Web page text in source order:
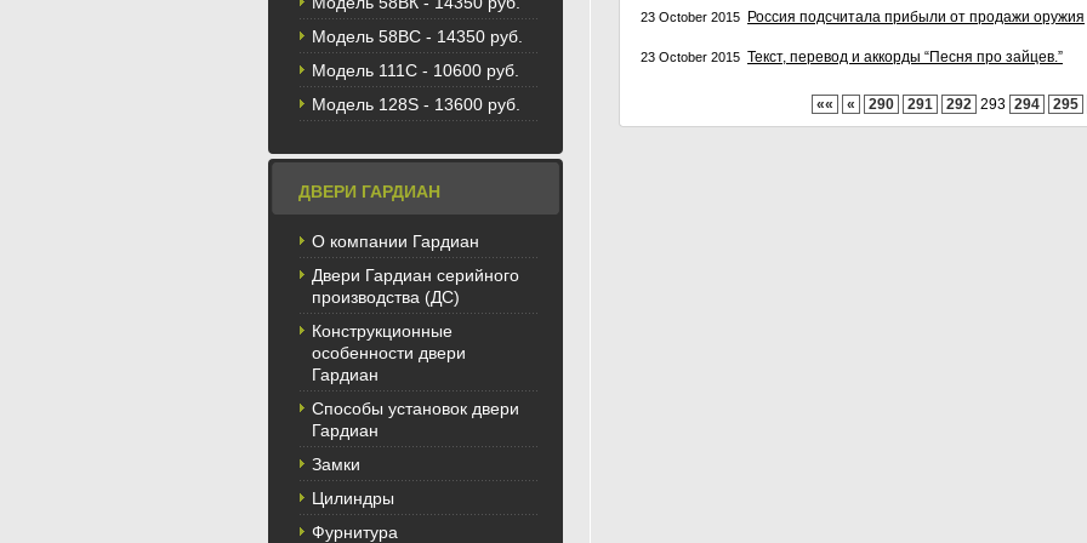
Модель 58ВС - 14350 руб.
Модель 111С - 10600 руб.
Модель 128S - 13600 руб.
ДВЕРИ ГАРДИАН
О компании Гардиан
Двери Гардиан серийного
производства (ДС)
Конструкционные
особенности двери
Гардиан
Способы установок двери
Гардиан
Замки
Цилиндры
Фурнитура
23 October 2015 Россия подсчитала прибыли от продажи оружия
23 October 2015 Текст, перевод и аккорды “Песня пpо зайцев.”
«« « 290 291 292 293 294 295